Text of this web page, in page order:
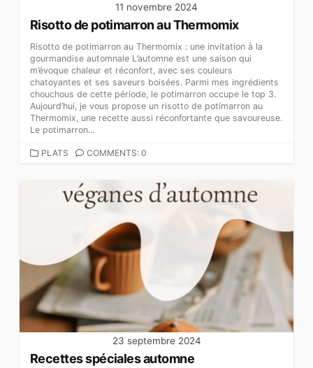
11 novembre 2024
Risotto de potimarron au Thermomix
Risotto de potimarron au Thermomix : une invitation à la
gourmandise automnale L’automne est une saison qui
m’évoque chaleur et réconfort, avec ses couleurs
chatoyantes et ses saveurs boisées. Parmi mes ingrédients
chouchous de cette période, le potimarron occupe le top 3.
Aujourd’hui, je vous propose un risotto de potimarron au
Thermomix, une recette aussi réconfortante que savoureuse.
Le potimarron...
CATEGORIES
PLATS COMMENTS: 0
23 septembre 2024
Recettes spéciales automne